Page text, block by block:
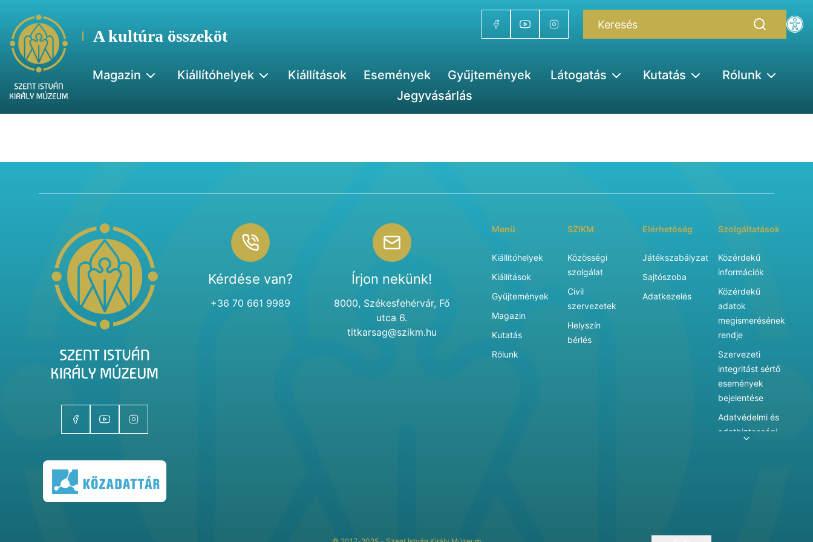
A kultúra összeköt
Magazin Kiállítóhelyek Kiállítások Események Gyűjtemények Látogatás Kutatás
Rólunk
Jegyvásárlás
Kérdése van?
+36 70 661 9989
Írjon nekünk!
8000, Székesfehérvár, Fő
utca 6.
titkarsag@szikm.hu
Menü
Kiállítóhelyek
Kiállítások
Gyűjtemények
Magazin
Kutatás
Rólunk
SZIKM
Közösségi
szolgálat
Civil
szervezetek
Helyszín
bérlés
Elérhetőség
Játékszabályzat
Sajtószoba
Adatkezelés
Szolgáltatások
Közérdekű
információk
Közérdekű
adatok
megismerésének
rendje
Szervezeti
integritást sértő
események
bejelentése
Adatvédelmi és
adatbiztonsági